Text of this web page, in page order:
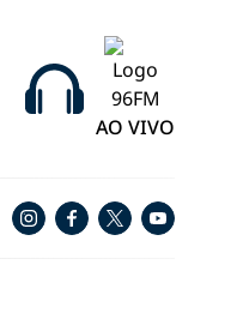
AO VIVO